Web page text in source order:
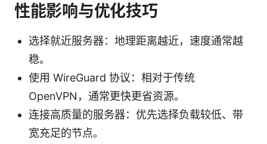
性能影响与优化技巧
选择就近服务器：地理距离越近，速度通常越
稳。
使用 WireGuard 协议：相对于传统
OpenVPN，通常更快更省资源。
连接高质量的服务器：优先选择负载较低、带
宽充足的节点。